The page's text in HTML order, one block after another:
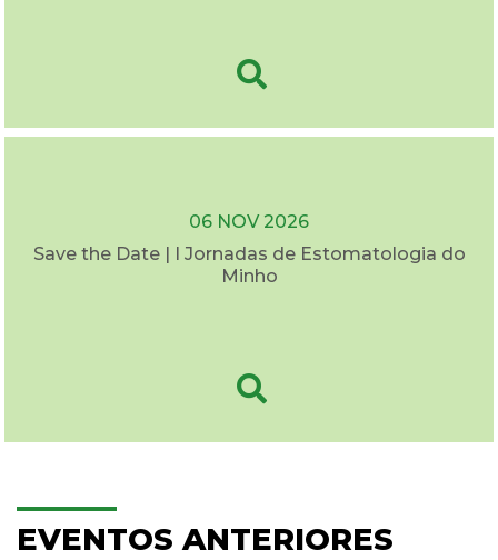
06 NOV 2026
Save the Date | I Jornadas de Estomatologia do
Minho
EVENTOS ANTERIORES